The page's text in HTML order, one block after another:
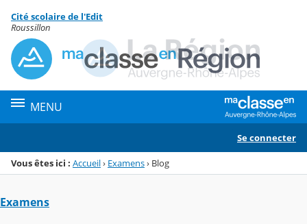
Menu de la rubrique
Contenu
Cité scolaire de l'Edit
Roussillon
MENU
Se connecter
Vous êtes ici : Accueil› Examens› Blog
Examens